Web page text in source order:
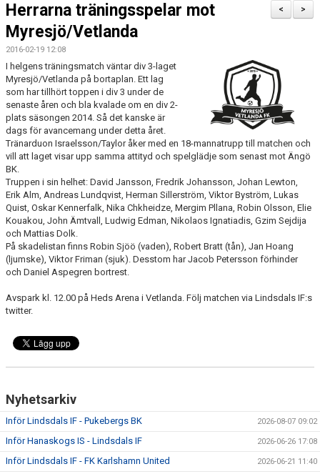
BILDGALLERI
DOKUMENT
KONTAKT
>
<
Herrarna träningsspelar mot
Myresjö/Vetlanda
2016-02-19 12:08
I helgens träningsmatch väntar div 3-laget
Myresjö/Vetlanda på bortaplan. Ett lag
som har tillhört toppen i div 3 under de
senaste åren och bla kvalade om en div 2-
plats säsongen 2014. Så det kanske är
dags för avancemang under detta året.
Tränarduon Israelsson/Taylor åker med en 18-mannatrupp till matchen och
vill att laget visar upp samma attityd och spelglädje som senast mot Ängö
BK.
Truppen i sin helhet: David Jansson, Fredrik Johansson, Johan Lewton,
Erik Alm, Andreas Lundqvist, Herman Sillerström, Viktor Byström, Lukas
Quist, Oskar Kennerfalk, Nika Chkheidze, Mergim Pllana, Robin Olsson, Elie
Kouakou, John Ämtvall, Ludwig Edman, Nikolaos Ignatiadis, Gzim Sejdija
och Mattias Dolk.
På skadelistan finns Robin Sjöö (vaden), Robert Bratt (tån), Jan Hoang
(ljumske), Viktor Friman (sjuk). Desstom har Jacob Petersson förhinder
och Daniel Aspegren bortrest.
Avspark kl. 12.00 på Heds Arena i Vetlanda. Följ matchen via Lindsdals IF:s
twitter.
Nyhetsarkiv
Inför Lindsdals IF - Pukebergs BK 2026-08-07 09:02
Inför Hanaskogs IS - Lindsdals IF 2026-06-26 17:08
Inför Lindsdals IF - FK Karlshamn United 2026-06-21 11:40